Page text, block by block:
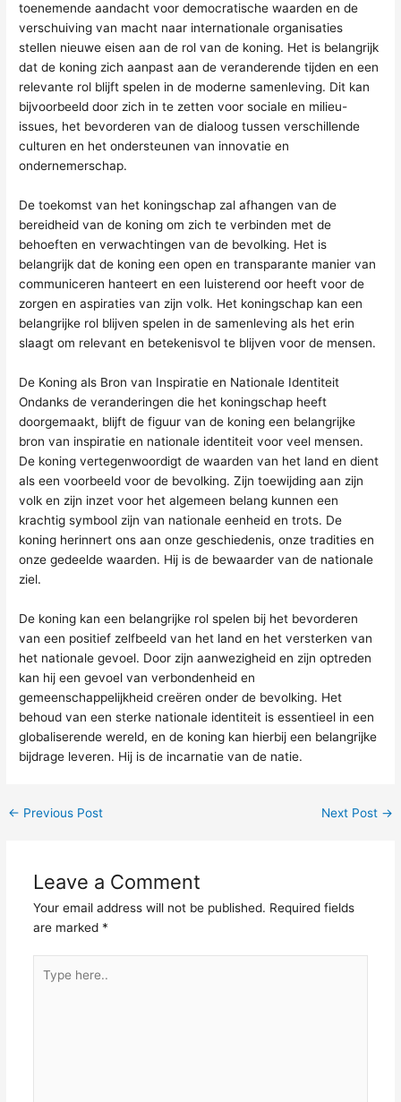
toenemende aandacht voor democratische waarden en de
verschuiving van macht naar internationale organisaties
stellen nieuwe eisen aan de rol van de koning. Het is belangrijk
dat de koning zich aanpast aan de veranderende tijden en een
relevante rol blijft spelen in de moderne samenleving. Dit kan
bijvoorbeeld door zich in te zetten voor sociale en milieu-
issues, het bevorderen van de dialoog tussen verschillende
culturen en het ondersteunen van innovatie en
ondernemerschap.
De toekomst van het koningschap zal afhangen van de
bereidheid van de koning om zich te verbinden met de
behoeften en verwachtingen van de bevolking. Het is
belangrijk dat de koning een open en transparante manier van
communiceren hanteert en een luisterend oor heeft voor de
zorgen en aspiraties van zijn volk. Het koningschap kan een
belangrijke rol blijven spelen in de samenleving als het erin
slaagt om relevant en betekenisvol te blijven voor de mensen.
De Koning als Bron van Inspiratie en Nationale Identiteit
Ondanks de veranderingen die het koningschap heeft
doorgemaakt, blijft de figuur van de koning een belangrijke
bron van inspiratie en nationale identiteit voor veel mensen.
De koning vertegenwoordigt de waarden van het land en dient
als een voorbeeld voor de bevolking. Zijn toewijding aan zijn
volk en zijn inzet voor het algemeen belang kunnen een
krachtig symbool zijn van nationale eenheid en trots. De
koning herinnert ons aan onze geschiedenis, onze tradities en
onze gedeelde waarden. Hij is de bewaarder van de nationale
ziel.
De koning kan een belangrijke rol spelen bij het bevorderen
van een positief zelfbeeld van het land en het versterken van
het nationale gevoel. Door zijn aanwezigheid en zijn optreden
kan hij een gevoel van verbondenheid en
gemeenschappelijkheid creëren onder de bevolking. Het
behoud van een sterke nationale identiteit is essentieel in een
globaliserende wereld, en de koning kan hierbij een belangrijke
bijdrage leveren. Hij is de incarnatie van de natie.
← Previous Post Next Post →
Leave a Comment
Your email address will not be published. Required fields
are marked *
here..